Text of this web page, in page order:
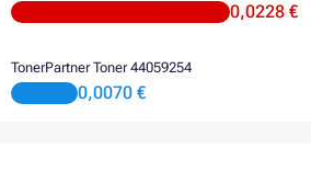
0,0228 €
TonerPartner Toner 44059254
0,0070 €